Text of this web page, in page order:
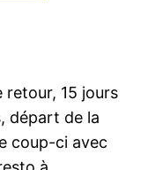
retour, 15 jours
départ de la
coup-ci avec